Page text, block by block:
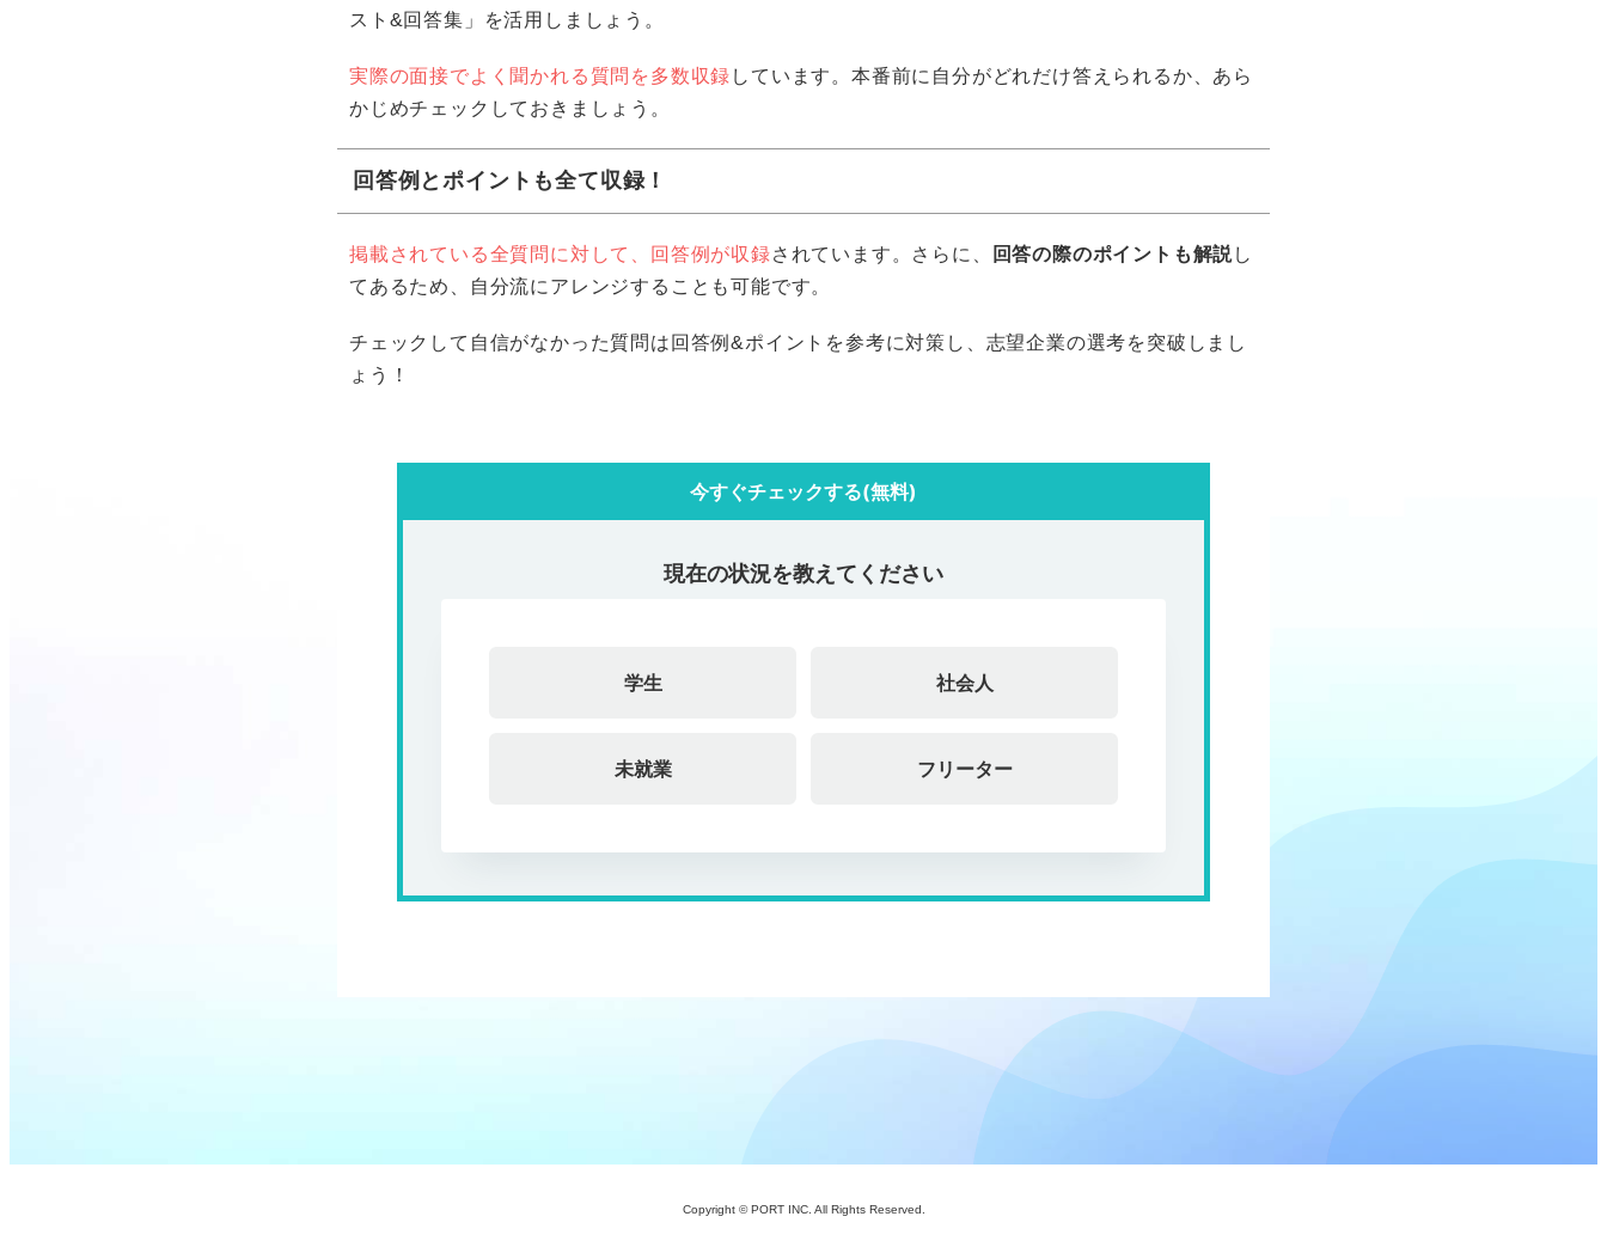
スト&回答集」を活用しましょう。
実際の面接でよく聞かれる質問を多数収録 しています。本番前に自分がどれだけ答えられるか、あら
かじめチェックしておきましょう。
回答例とポイントも全て収録！
掲載されている全質問に対して、回答例が収録されています。さらに、 回答の際のポイントも解説し
てあるため、自分流にアレンジすることも可能です。
チェックして自信がなかった質問は回答例&ポイントを参考に対策し、志望企業の選考を突破しまし
ょう！
今すぐチェックする(無料)
現在の状況を教えてください
学生 社会人
未就業 フリーター
Copyright © PORT INC. All Rights Reserved.